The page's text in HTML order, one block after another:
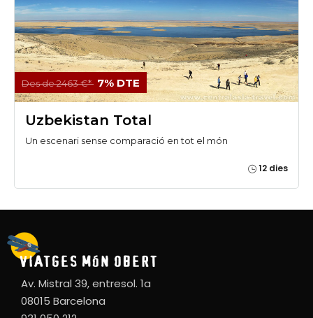
Des de 2463 €* 7% DTE
Uzbekistan Total
Un escenari sense comparació en tot el món
12 dies
Av. Mistral 39, entresol. 1a
08015 Barcelona